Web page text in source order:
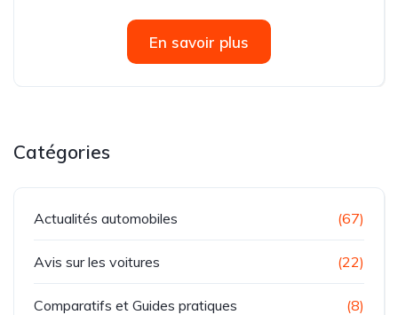
En savoir plus
Catégories
Actualités automobiles (67)
Avis sur les voitures (22)
Comparatifs et Guides pratiques (8)